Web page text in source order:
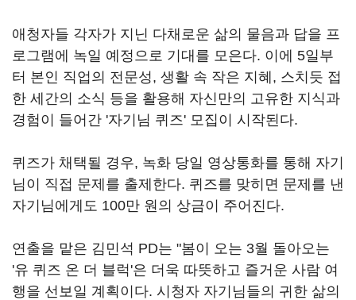
애청자들 각자가 지닌 다채로운 삶의 물음과 답을 프
로그램에 녹일 예정으로 기대를 모은다. 이에 5일부
터 본인 직업의 전문성, 생활 속 작은 지혜 , 스치듯 접
한 세간의 소식 등을 활용해 자신만의 고유한 지식과
경험이 들어간 '자기님 퀴즈' 모집이 시작된다.
퀴즈가 채택될 경우, 녹화 당일 영상통화를 통해 자기
님이 직접 문제를 출제한다. 퀴즈를 맞히면 문제를 낸
자기님에게도 100만 원의 상금이 주어진다.
연출을 맡은 김민석 PD는 "봄이 오는 3월 돌아오는
'유 퀴즈 온 더 블럭'은 더욱 따뜻하고 즐거운 사람 여
행을 선보일 계획이다. 시청자 자기님들의 귀한 삶의